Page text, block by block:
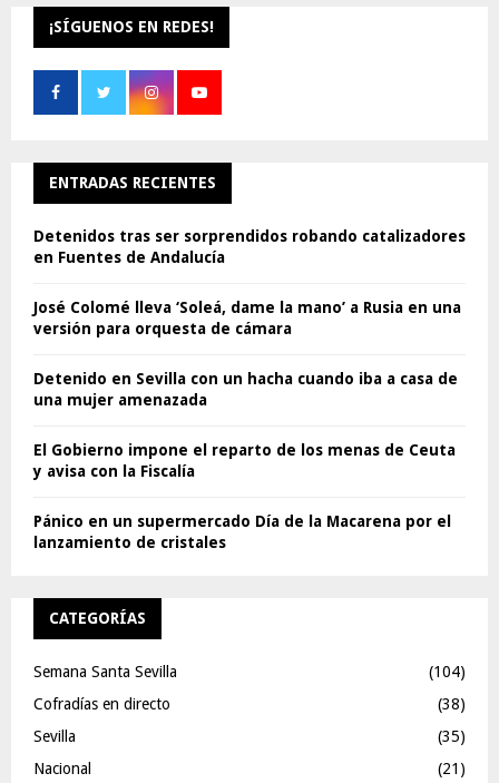
¡SÍGUENOS EN REDES!
ENTRADAS RECIENTES
Detenidos tras ser sorprendidos robando catalizadores
en Fuentes de Andalucía
José Colomé lleva ‘Soleá, dame la mano’ a Rusia en una
versión para orquesta de cámara
Detenido en Sevilla con un hacha cuando iba a casa de
una mujer amenazada
El Gobierno impone el reparto de los menas de Ceuta
y avisa con la Fiscalía
Pánico en un supermercado Día de la Macarena por el
lanzamiento de cristales
CATEGORÍAS
Semana Santa Sevilla
(104)
Cofradías en directo
(38)
Sevilla
(35)
Nacional
(21)